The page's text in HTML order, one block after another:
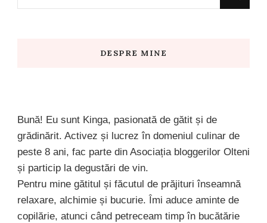
DESPRE MINE
Bună! Eu sunt Kinga, pasionată de gătit și de
grădinărit. Activez și lucrez în domeniul culinar de
peste 8 ani, fac parte din Asociația bloggerilor Olteni
și particip la degustări de vin.
Pentru mine gătitul și făcutul de prăjituri înseamnă
relaxare, alchimie și bucurie. Îmi aduce aminte de
copilărie, atunci când petreceam timp în bucătărie